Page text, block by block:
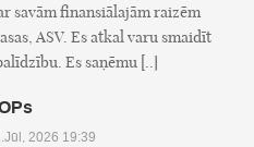
savām finansiālajām raizēm
ASV. Es atkal varu smaidīt
Es saņēmu [..]
2026 19:39